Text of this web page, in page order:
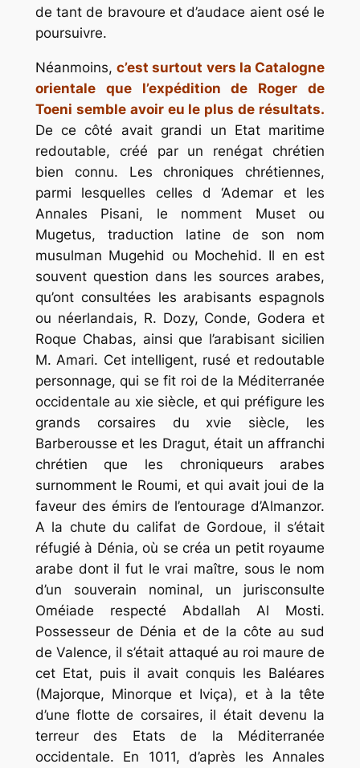
de tant de bravoure et d’audace aient osé le
poursuivre.
Néanmoins,c’est surtout vers la Catalogne
orientale que l’expédition de Roger de
Toeni semble avoir eu le plus de résultats.
De ce côté avait grandi un Etat maritime
redoutable, créé par un renégat chrétien
bien connu. Les chroniques chrétiennes,
parmi lesquelles celles d ‘Ademar et les
Annales Pisani, le nomment Muset ou
Mugetus, traduction latine de son nom
musulman Mugehid ou Mochehid. Il en est
souvent question dans les sources arabes,
qu’ont consultées les arabisants espagnols
ou néerlandais, R. Dozy, Conde, Godera et
Roque Chabas, ainsi que l’arabisant sicilien
M. Amari. Cet intelligent, rusé et redoutable
personnage, qui se fit roi de la Méditerranée
occidentale au xie siècle, et qui préfigure les
grands corsaires du xvie siècle, les
Barberousse et les Dragut, était un affranchi
chrétien que les chroniqueurs arabes
surnomment le Roumi, et qui avait joui de la
faveur des émirs de l’entourage d’Almanzor.
A la chute du califat de Gordoue, il s’était
réfugié à Dénia, où se créa un petit royaume
arabe dont il fut le vrai maître, sous le nom
d’un souverain nominal, un jurisconsulte
Oméiade respecté Abdallah Al Mosti.
Possesseur de Dénia et de la côte au sud
de Valence, il s’était attaqué au roi maure de
cet Etat, puis il avait conquis les Baléares
(Majorque, Minorque et Iviça), et à la tête
d’une flotte de corsaires, il était devenu la
terreur des Etats de la Méditerranée
occidentale. En 1011, d’après les Annales